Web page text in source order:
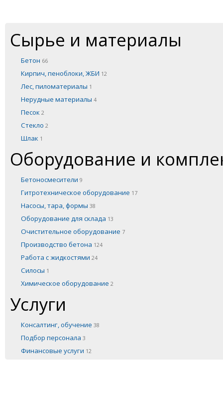
Сырье и материалы
Бетон 66
Кирпич, пеноблоки, ЖБИ 12
Лес, пиломатериалы 1
Нерудные материалы 4
Песок 2
Стекло 2
Шлак 1
Оборудование и
Бетоносмесители 9
Гитротехническое оборудование 17
Насосы, тара, формы 38
Оборудование для склада 13
Очистительное оборудование 7
Производство бетона 124
Работа с жидкостями 24
Силосы 1
Химическое оборудование 2
Услуги
Консалтинг, обучение 38
Подбор персонала 3
Финансовые услуги 12